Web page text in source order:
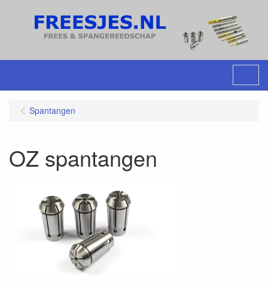
Spantangen
OZ spantangen